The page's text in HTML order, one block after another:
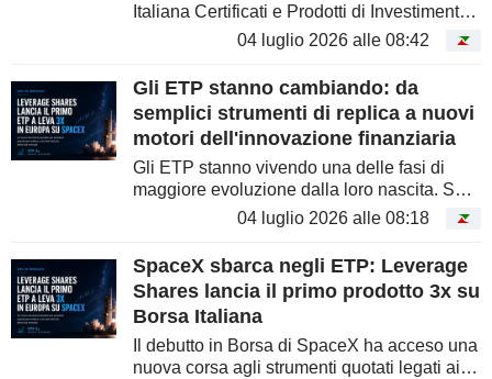
Italiana Certificati e Prodotti di Investimento
collaborano per rendere più accessibili e
comprensibili i principali strumenti
d'investimento. Attraverso la...
04 luglio 2026 alle 08:42
Gli ETP stanno cambiando: da
semplici strumenti di replica a nuovi
motori dell'innovazione finanziaria
Gli ETP stanno vivendo una delle fasi di
maggiore evoluzione dalla loro nascita. Se
per anni sono stati associati quasi
esclusivamente alla replica passiva degli
indici, oggi rappresentano un...
04 luglio 2026 alle 08:18
SpaceX sbarca negli ETP: Leverage
Shares lancia il primo prodotto 3x su
Borsa Italiana
Il debutto in Borsa di SpaceX ha acceso una
nuova corsa agli strumenti quotati legati ai